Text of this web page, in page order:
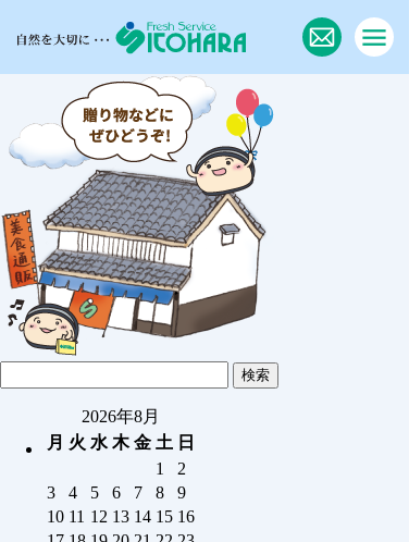
2026年8月
月 火 水 木 金 土 日
1
2
3
4 5 6 7 8
9
10 11 12 13 14 15 16